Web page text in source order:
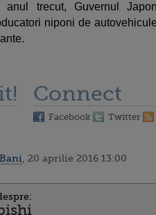
anul trecut, Guvernul
niponi de
Connect
Facebook Twitter
, 20 aprilie 2016 13:00